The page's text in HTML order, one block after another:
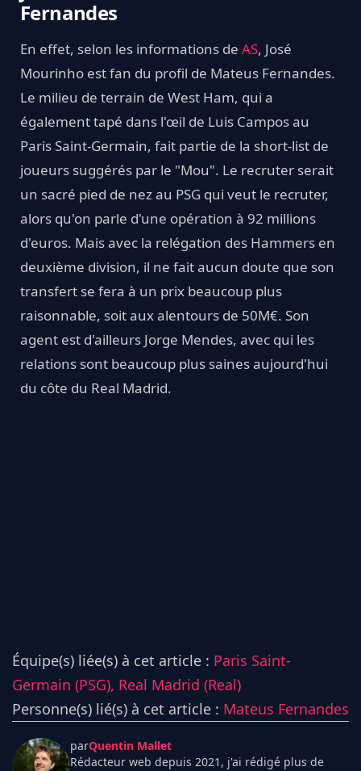
Fernandes
En effet, selon les informations de AS, José
Mourinho est fan du profil de Mateus Fernandes.
Le milieu de terrain de West Ham, qui a
également tapé dans l'œil de Luis Campos au
Paris Saint-Germain, fait partie de la short-list de
joueurs suggérés par le "Mou". Le recruter serait
un sacré pied de nez au PSG qui veut le recruter,
alors qu'on parle d'une opération à 92 millions
d'euros. Mais avec la relégation des Hammers en
deuxième division, il ne fait aucun doute que son
transfert se fera à un prix beaucoup plus
raisonnable, soit aux alentours de 50M€. Son
agent est d'ailleurs Jorge Mendes, avec qui les
relations sont beaucoup plus saines aujourd'hui
du côte du Real Madrid.
Équipe(s) liée(s) à cet article : Paris Saint-
Germain (PSG), Real Madrid (Real)
Personne(s) lié(s) à cet article : Mateus Fernandes
parQuentin Mallet
Rédacteur web depuis 2021, j'ai rédigé plus de